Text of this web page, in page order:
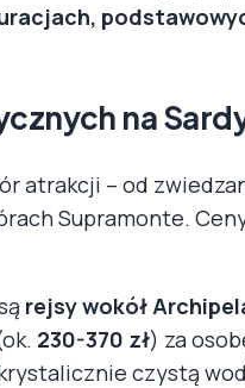
na
atrakcji – od
Supramonte.
rejsy wokół
230-370 zł) za
czystą